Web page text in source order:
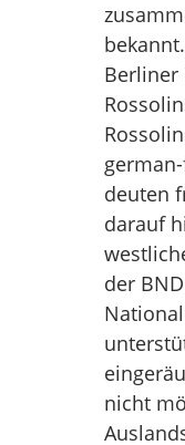
Berliner
deuten
darauf
der
nicht